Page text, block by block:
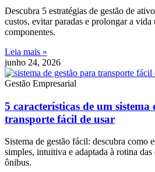
Descubra 5 estratégias de gestão de
custos, evitar paradas e prolongar a
componentes.
Leia mais »
junho 24, 2026
Gestão Empresarial
5 características de um sistema
transporte fácil de usar
Sistema de gestão fácil: descubra como
simples, intuitiva e adaptada à rotina das
ônibus.